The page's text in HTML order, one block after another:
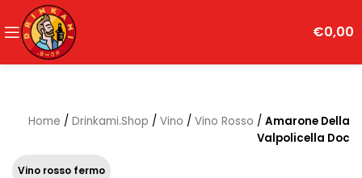
€0,00
Home / Drinkami.Shop / Vino / Vino Rosso / Amarone Della
Valpolicella Doc
Vino rosso fermo